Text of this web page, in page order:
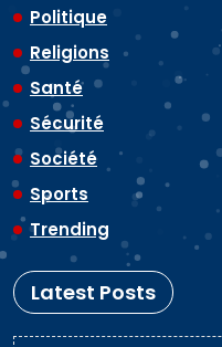
Politique
Religions
Santé
Sécurité
Société
Sports
Trending
Latest Posts